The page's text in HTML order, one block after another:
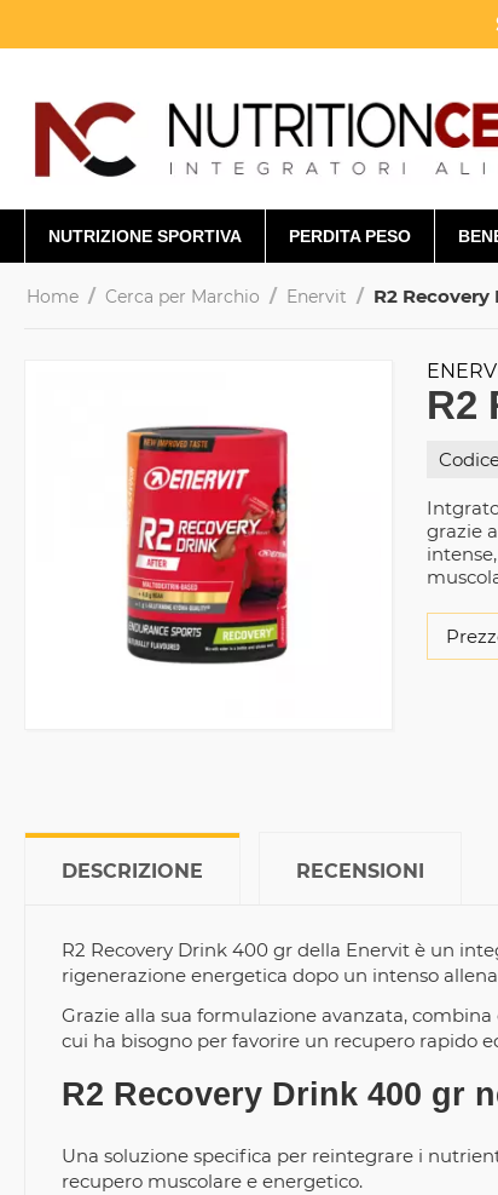
NUTRIZIONE SPORTIVA PERDITA PESO
Home / Cerca per Marchio / Enervit / R2
R2
grazie
DESCRIZIONE RECENSIONI
R2 Recovery Drink 400 gr della Enervit è un
rigenerazione energetica dopo un intenso
Grazie alla sua formulazione avanzata,
cui ha bisogno per favorire un recupero rapido
R2 Recovery Drink 400 gr
Una soluzione specifica per reintegrare i
recupero muscolare e energetico.